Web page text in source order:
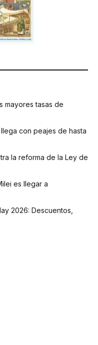
mayores tasas de
con peajes de hasta
la reforma de la Ley de
es llegar a
2026: Descuentos,